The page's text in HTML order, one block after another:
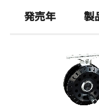
発売年 製